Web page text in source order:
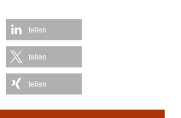
teilen
teilen
teilen